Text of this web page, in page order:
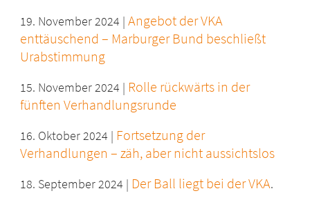
19. November 2024 |Angebot der VKA
enttäuschend – Marburger Bund beschließt
Urabstimmung
15. November 2024 | Rolle rückwärts in der
fünften Verhandlungsrunde
16. Oktober 2024 | Fortsetzung der
Verhandlungen – zäh, aber nicht aussichtslos
18. September 2024 | Der Ball liegt bei der VKA.